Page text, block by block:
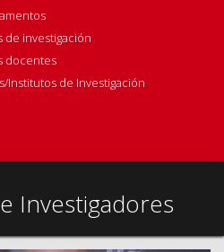
de investigación
docentes
Institutos de Investigación
Investigadores